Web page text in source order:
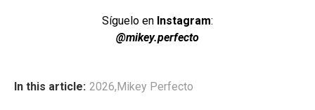
Síguelo en Instagram:
@mikey.perfecto
In this article: 2026,Mikey Perfecto